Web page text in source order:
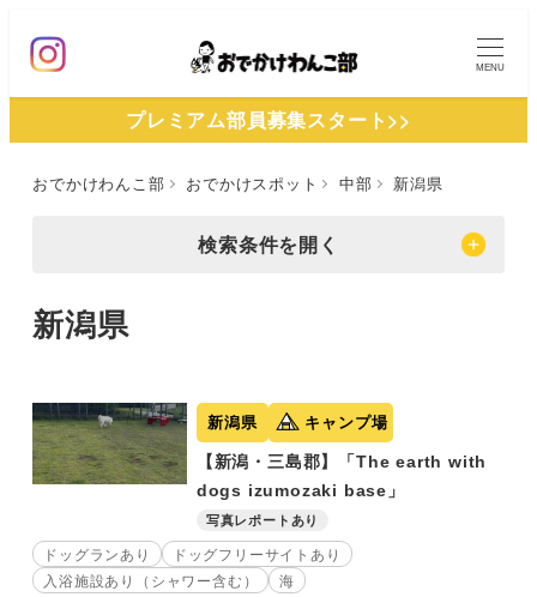
ン
MENU
プレミアム部員募集スタート>>
おでかけわんこ部 おでかけスポット 中部 新潟県
検索条件を開く
新潟県
新潟県 キャンプ場
【新潟・三島郡】「The earth with
dogs izumozaki base」
写真レポートあり
ドッグランあり
ドッグフリーサイトあり
入浴施設あり（シャワー含む）
海